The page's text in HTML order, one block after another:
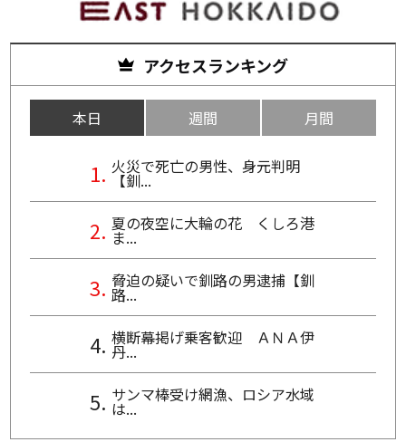
アクセスランキング
本日 週間 月間
火災で死亡の男性、身元判明
【釧...
夏の夜空に大輪の花 くしろ港
ま...
脅迫の疑いで釧路の男逮捕【釧
路...
横断幕掲げ乗客歓迎 ＡＮＡ伊
丹...
サンマ棒受け網漁、ロシア水域
は...